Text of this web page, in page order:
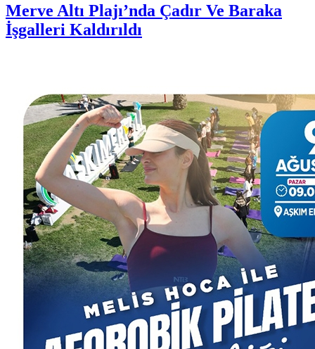
Merve Altı Plajı’nda Çadır Ve Baraka
İşgalleri Kaldırıldı